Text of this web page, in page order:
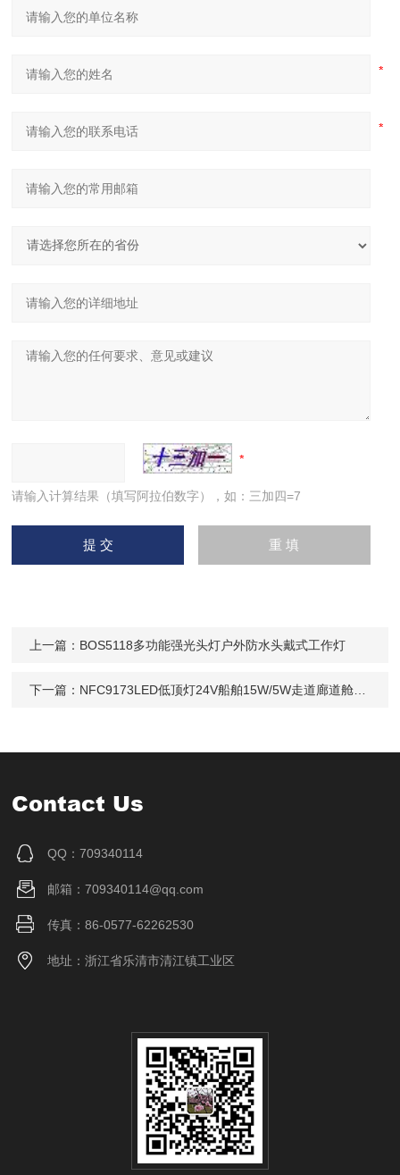
请输入计算结果（填写阿拉伯数字），如：三加四=7
上一篇： BOS5118多功能强光头灯户外防水头戴式工作灯
下一篇： NFC9173LED低顶灯24V船舶15W/5W走道廊道舱顶灯
Contact Us
QQ：709340114
邮箱：709340114@qq.com
传真：86-0577-62262530
地址：浙江省乐清市清江镇工业区